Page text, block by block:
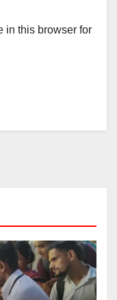
in this browser for